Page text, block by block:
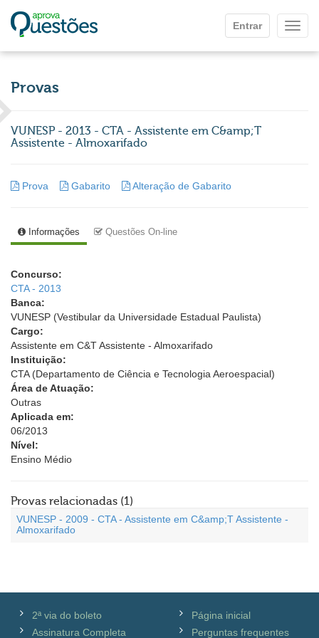
Entrar
Provas
VUNESP - 2013 - CTA - Assistente em C&amp;T
Assistente - Almoxarifado
Prova Gabarito Alteração de Gabarito
Informações Questões On-line
Concurso:
CTA - 2013
Banca:
VUNESP (Vestibular da Universidade Estadual Paulista)
Cargo:
Assistente em C&T Assistente - Almoxarifado
Instituição:
CTA (Departamento de Ciência e Tecnologia Aeroespacial)
Área de Atuação:
Outras
Aplicada em:
06/2013
Nível:
Ensino Médio
Provas relacionadas (1)
VUNESP - 2009 - CTA - Assistente em C&amp;T Assistente -
Almoxarifado
2ª via do boleto
Assinatura Completa
Página inicial
Perguntas frequentes